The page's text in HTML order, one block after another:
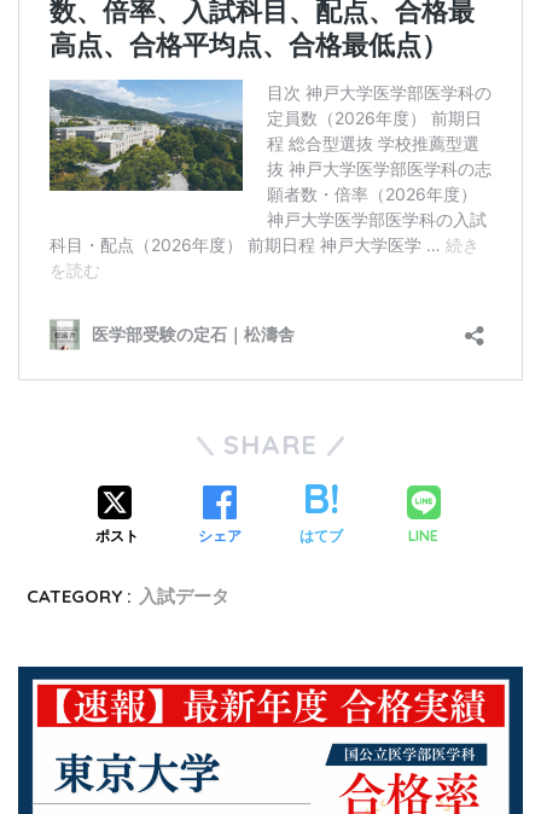
SHARE
ポスト シェア はてブ LINE
CATEGORY : 入試データ